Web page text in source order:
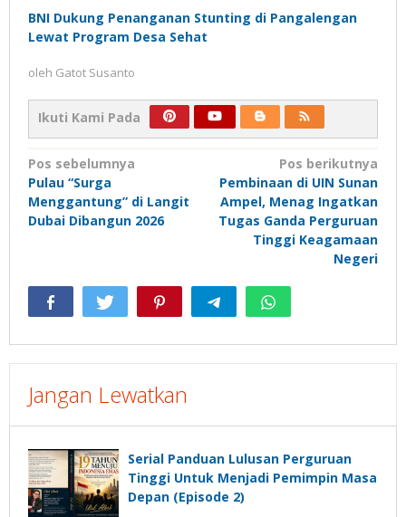
BNI Dukung Penanganan Stunting di Pangalengan
Lewat Program Desa Sehat
oleh Gatot Susanto
Ikuti Kami Pada
Navigasi
pos
Pos sebelumnya
Pulau “Surga
Menggantung” di Langit
Dubai Dibangun 2026
Pos berikutnya
Pembinaan di UIN Sunan
Ampel, Menag Ingatkan
Tugas Ganda Perguruan
Tinggi Keagamaan
Negeri
Jangan Lewatkan
Serial Panduan Lulusan Perguruan
Tinggi Untuk Menjadi Pemimpin Masa
Depan (Episode 2)